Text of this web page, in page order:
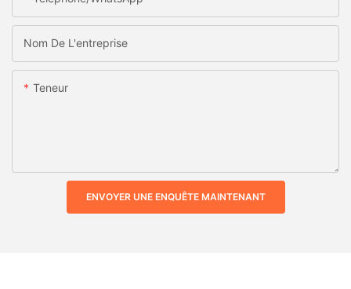
Nom De L'entreprise
Teneur
ENVOYER UNE ENQUÊTE MAINTENANT